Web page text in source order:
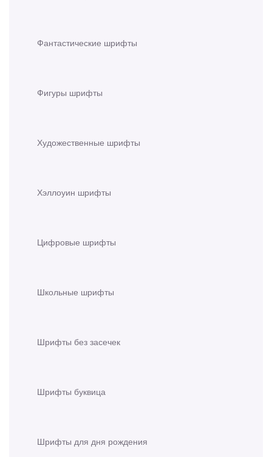
Фантастические шрифты
Фигуры шрифты
Художественные шрифты
Хэллоуин шрифты
Цифровые шрифты
Школьные шрифты
Шрифты без засечек
Шрифты буквица
Шрифты для дня рождения